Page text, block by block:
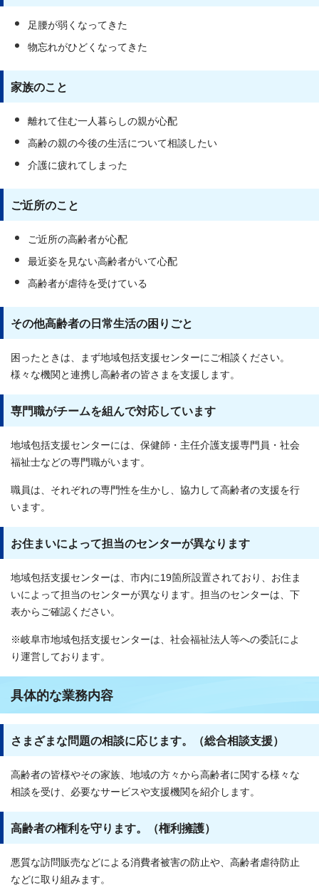
足腰が弱くなってきた
物忘れがひどくなってきた
家族のこと
離れて住む一人暮らしの親が心配
高齢の親の今後の生活について相談したい
介護に疲れてしまった
ご近所のこと
ご近所の高齢者が心配
最近姿を見ない高齢者がいて心配
高齢者が虐待を受けている
その他高齢者の日常生活の困りごと
困ったときは、まず地域包括支援センターにご相談ください。
様々な機関と連携し高齢者の皆さまを支援します。
専門職がチームを組んで対応しています
地域包括支援センターには、保健師・主任介護支援専門員・社会
福祉士などの専門職がいます。
職員は、それぞれの専門性を生かし、協力して高齢者の支援を行
います。
お住まいによって担当のセンターが異なります
地域包括支援センターは、市内に19箇所設置されており、お住ま
いによって担当のセンターが異なります。担当のセンターは、下
表からご確認ください。
※岐阜市地域包括支援センターは、社会福祉法人等への委託によ
り運営しております。
具体的な業務内容
さまざまな問題の相談に応じます。（総合相談支援）
高齢者の皆様やその家族、地域の方々から高齢者に関する様々な
相談を受け、必要なサービスや支援機関を紹介します。
高齢者の権利を守ります。（権利擁護）
悪質な訪問販売などによる消費者被害の防止や、高齢者虐待防止
などに取り組みます。